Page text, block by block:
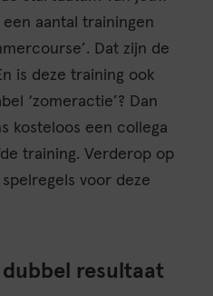
aantal trainingen
Dat zijn de
is deze training ook
‘zomeractie’? Dan
kosteloos een collega
training. Verderop op
voor deze
resultaat